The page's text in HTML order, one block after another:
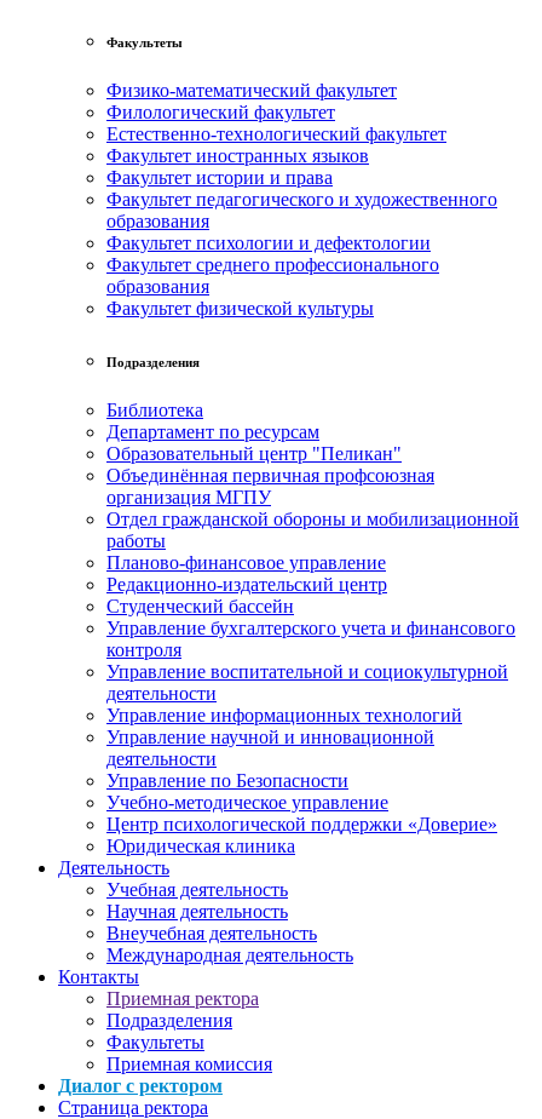
Факультеты
Физико-математический факультет
Филологический факультет
Естественно-технологический факультет
Факультет иностранных языков
Факультет истории и права
Факультет педагогического и художественного
образования
Факультет психологии и дефектологии
Факультет среднего профессионального
образования
Факультет физической культуры
Подразделения
Библиотека
Департамент по ресурсам
Образовательный центр "Пеликан"
Объединённая первичная профсоюзная
организация МГПУ
Отдел гражданской обороны и мобилизационной
работы
Планово-финансовое управление
Редакционно-издательский центр
Студенческий бассейн
Управление бухгалтерского учета и финансового
контроля
Управление воспитательной и социокультурной
деятельности
Управление информационных технологий
Управление научной и инновационной
деятельности
Управление по Безопасности
Учебно-методическое управление
Центр психологической поддержки «Доверие»
Юридическая клиника
Деятельность
Учебная деятельность
Научная деятельность
Внеучебная деятельность
Международная деятельность
Контакты
Приемная ректора
Подразделения
Факультеты
Приемная комиссия
Диалог с ректором
Страница ректора